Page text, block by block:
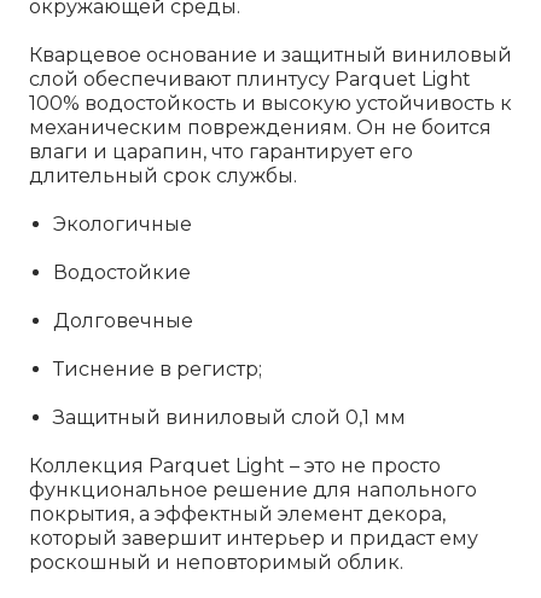
окружающей среды.
Кварцевое основание и защитный виниловый
слой обеспечивают плинтусу Parquet Light
100% водостойкость и высокую устойчивость к
механическим повреждениям. Он не боится
влаги и царапин, что гарантирует его
длительный срок службы.
Экологичные
Водостойкие
Долговечные
Тиснение в регистр;
Защитный виниловый слой 0,1 мм
Коллекция Parquet Light – это не просто
функциональное решение для напольного
покрытия, а эффектный элемент декора,
который завершит интерьер и придаст ему
роскошный и неповторимый облик.